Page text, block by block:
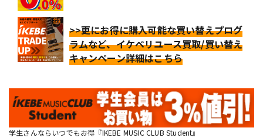
>>更にお得に購入可能な買い替えプログ
ラムなど、イケベリユース買取/買い替え
キャンペーン詳細はこちら
学生さんならいつでもお得『IKEBE MUSIC CLUB Student』